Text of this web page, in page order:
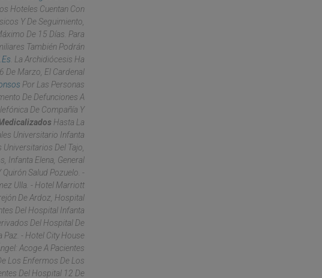
Hoteles Cuentan Con
Y De Seguimiento,
De 15 Días. Para
También Podrán
. La Archidiócesis Ha
De Marzo, El Cardenal
Por Las Personas
De Defunciones A
De Compañía Y
Hasta La
Universitario Infanta
Del Tajo,
Infanta Elena, General
Salud Pozuelo. -
Ulla. - Hotel Marriott
De Ardoz, Hospital
Del Hospital Infanta
Del Hospital De
- Hotel City House
Acoge A Pacientes
Los Enfermos De Los
Del Hospital 12 De